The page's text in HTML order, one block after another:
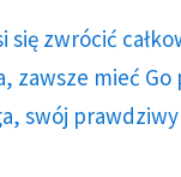
się zwrócić
zawsze mieć
swój